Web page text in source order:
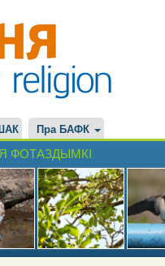
Пра БАФК
ФОТАЗДЫМКІ